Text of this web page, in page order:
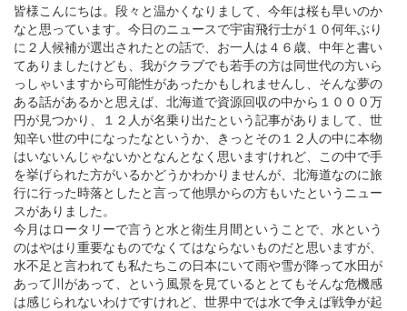
皆様こんにちは。段々と温かくなりまして、今年は桜も早いのか
なと思っています。今日のニュースで宇宙飛行士が１０何年ぶり
に２人候補が選出されたとの話で、お一人は４６歳、中年と書い
てありましたけども、我がクラブでも若手の方は同世代の方いら
っしゃいますから可能性があったかもしれませんし、そんな夢の
ある話があるかと思えば、北海道で資源回収の中から１０００万
円が見つかり、１２人が名乗り出たという記事がありまして、世
知辛い世の中になったなというか、きっとその１２人の中に本物
はいないんじゃないかとなんとなく思いますけれど、この中で手
を挙げられた方がいるかどうかわかりませんが、北海道なのに旅
行に行った時落としたと言って他県からの方もいたというニュー
スがありました。
今月はロータリーで言うと水と衛生月間ということで、水という
のはやはり重要なものでなくてはならないものだと思いますが、
水不足と言われても私たちこの日本にいて雨や雪が降って水田が
あって川があって、という風景を見ているととてもそんな危機感
は感じられないわけですけれど、世界中では水で争えば戦争が起